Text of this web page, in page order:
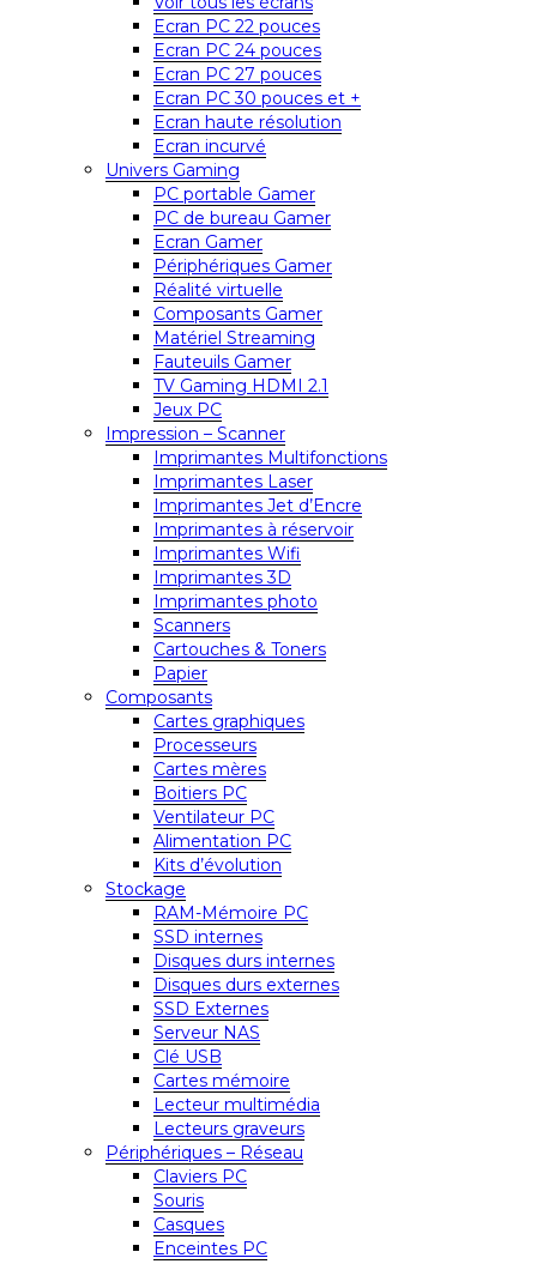
Ecran PC 22 pouces
Ecran PC 24 pouces
Ecran PC 27 pouces
Ecran PC 30 pouces et +
Ecran haute résolution
Ecran incurvé
Univers Gaming
PC portable Gamer
PC de bureau Gamer
Ecran Gamer
Périphériques Gamer
Réalité virtuelle
Composants Gamer
Matériel Streaming
Fauteuils Gamer
TV Gaming HDMI 2.1
Jeux PC
Impression – Scanner
Imprimantes Multifonctions
Imprimantes Laser
Imprimantes Jet d’Encre
Imprimantes à réservoir
Imprimantes Wifi
Imprimantes 3D
Imprimantes photo
Scanners
Cartouches & Toners
Papier
Composants
Cartes graphiques
Processeurs
Cartes mères
Boitiers PC
Ventilateur PC
Alimentation PC
Kits d’évolution
Stockage
RAM-Mémoire PC
SSD internes
Disques durs internes
Disques durs externes
SSD Externes
Serveur NAS
Clé USB
Cartes mémoire
Lecteur multimédia
Lecteurs graveurs
Périphériques – Réseau
Claviers PC
Souris
Casques
Enceintes PC